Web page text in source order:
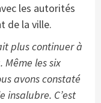
les autorités
de la ville.
plus continuer à
Même les six
avons constaté
insalubre. C’est